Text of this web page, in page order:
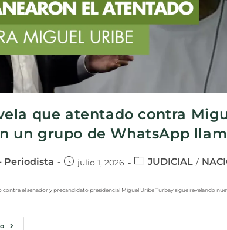
que atentado contra
un grupo de WhatsApp
Periodista julio 1, 2026 JUDICIAL /
el senador y precandidato presidencial Miguel Uribe Turbay sigue revelando